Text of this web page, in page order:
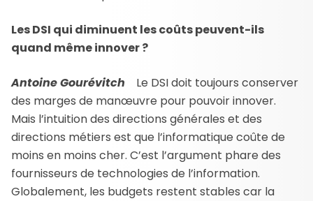
Les DSI qui diminuent les coûts peuvent-ils
quand même innover ?
Antoine Gourévitch Le DSI doit toujours conserver
des marges de manœuvre pour pouvoir innover.
Mais l’intuition des directions générales et des
directions métiers est que l’informatique coûte de
moins en moins cher. C’est l’argument phare des
fournisseurs de technologies de l’information.
Globalement, les budgets restent stables car la